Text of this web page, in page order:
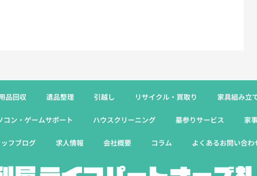
品回収 遺品整理 引越し リサイクル・買取り 家具組み立
コン・ゲームサポート ハウスクリーニング 墓参りサービス 家
フブログ 求人情報 会社概要 コラム よくあるお問い合わ